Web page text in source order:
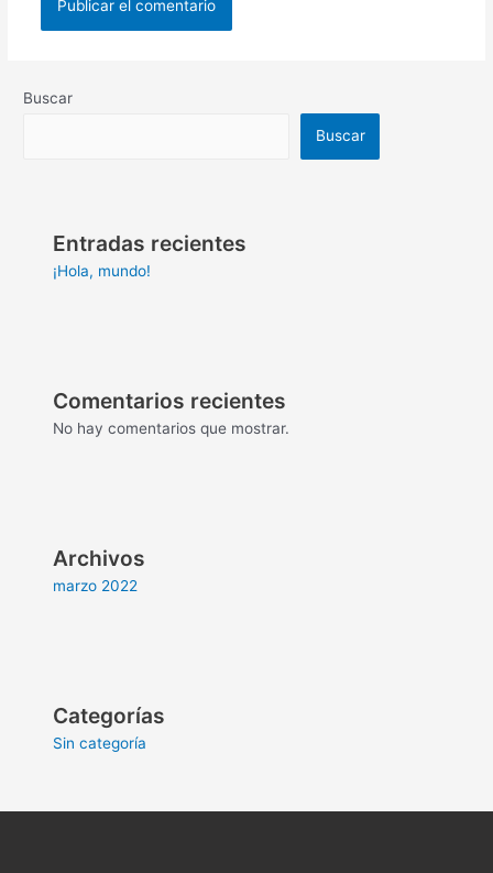
Buscar
Buscar
Entradas recientes
¡Hola, mundo!
Comentarios recientes
No hay comentarios que mostrar.
Archivos
marzo 2022
Categorías
Sin categoría